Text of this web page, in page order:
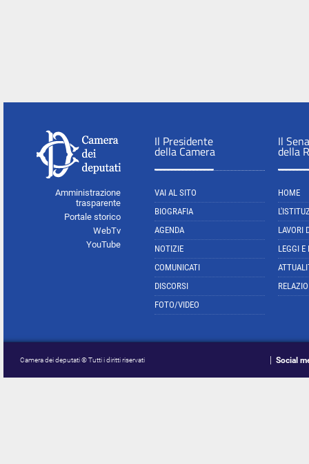
Amministrazione
trasparente
Portale storico
WebTv
YouTube
Il Presidente
della Camera
VAI AL SITO
BIOGRAFIA
AGENDA
NOTIZIE
COMUNICATI
DISCORSI
FOTO/VIDEO
Il
della
HOME
LAVORI
LEGGI E
Camera dei deputati © Tutti i diritti riservati Social